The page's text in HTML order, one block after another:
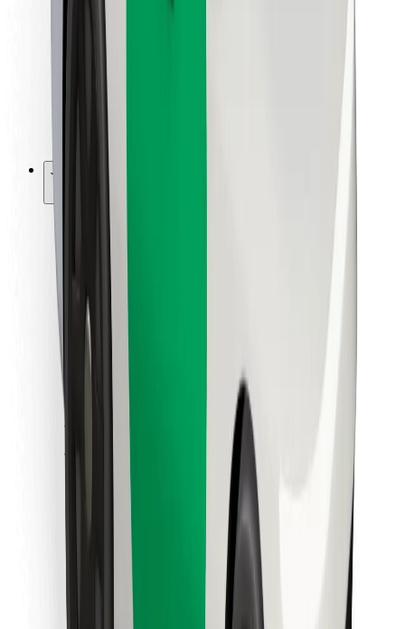
Ruokaläheteille
Bolt Food
Fleet Ownereille
Ravintoloille
Bolt for Business
Jotain muuta
Tavarantoimittajille
Evästeet
Turvallisuus
Lataa Bolt-sovellus
Löydä lempiruokasi!
Lataa Bolt Food -sovellus